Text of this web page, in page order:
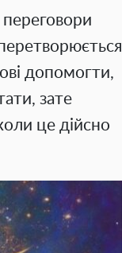
допомогти,
зате
це дійсно